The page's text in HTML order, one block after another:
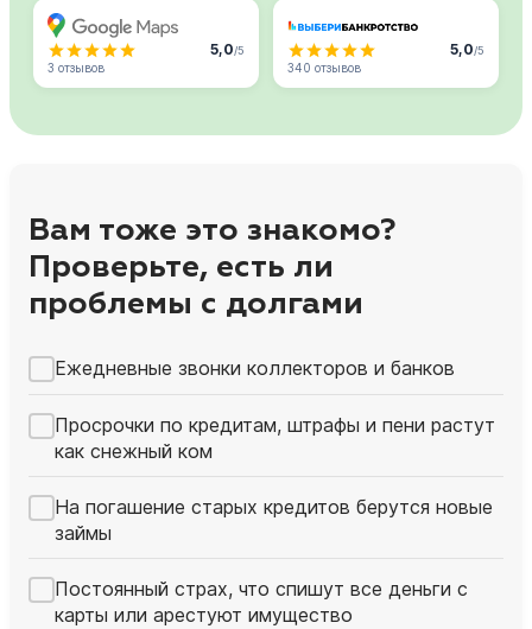
5,0/5
3 отзывов
5,0/5
340 отзывов
Вам тоже это знакомо?
Проверьте, есть ли
проблемы с долгами
Ежедневные звонки коллекторов и банков
Просрочки по кредитам, штрафы и пени растут
как снежный ком
На погашение старых кредитов берутся новые
займы
Постоянный страх, что спишут все деньги с
карты или арестуют имущество